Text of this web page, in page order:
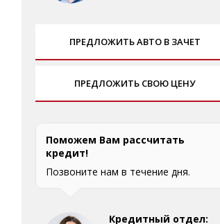
ПРЕДЛОЖИТЬ АВТО В ЗАЧЕТ
ПРЕДЛОЖИТЬ СВОЮ ЦЕНУ
Поможем Вам рассчитать
кредит!
Позвоните нам в течение дня.
Кредитный отдел: